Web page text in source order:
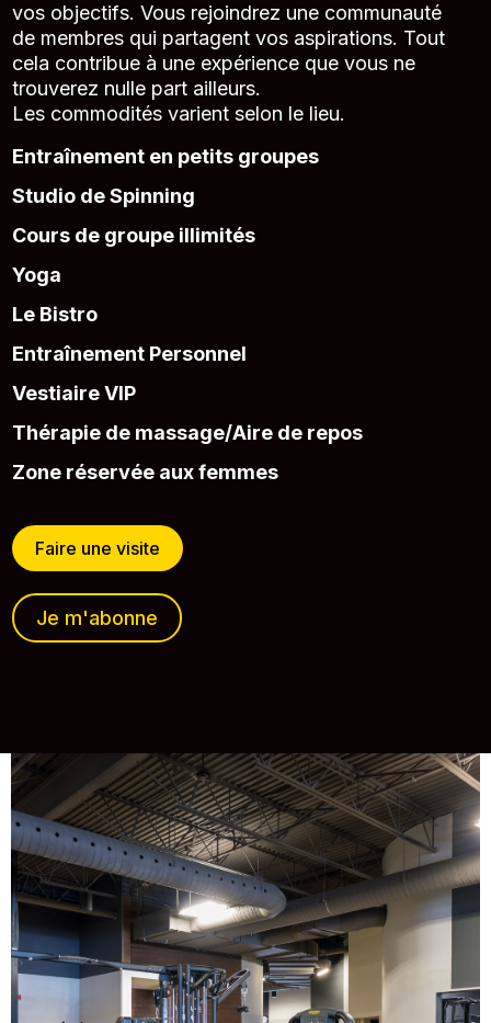
vos objectifs. Vous rejoindrez une communauté
de membres qui partagent vos aspirations. Tout
cela contribue à une expérience que vous ne
trouverez nulle part ailleurs.
Les commodités varient selon le lieu.
Entraînement en petits groupes
Studio de Spinning
Cours de groupe illimités
Yoga
Le Bistro
Entraînement Personnel
Vestiaire VIP
Thérapie de massage/Aire de repos
Zone réservée aux femmes
Faire une visite
Je m'abonne